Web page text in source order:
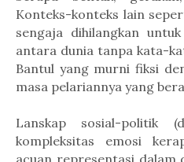
Konteks-konteks lain
sengaja dihilangkan
antara dunia tanpa kata-
Bantul yang murni fiksi
masa pelariannya yang
Lanskap sosial-politik
kompleksitas emosi
acuan representasi